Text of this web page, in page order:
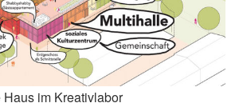
im Kreativlabor